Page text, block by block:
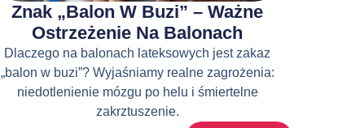
Znak „balon W Buzi” – Ważne
Ostrzeżenie Na Balonach
Dlaczego na balonach lateksowych jest zakaz
„balon w buzi”? Wyjaśniamy realne zagrożenia:
niedotlenienie mózgu po helu i śmiertelne
zakrztuszenie.